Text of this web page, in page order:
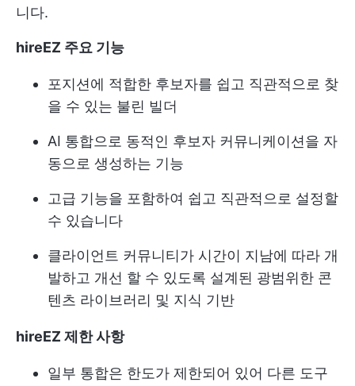
니다.
hireEZ 주요 기능
포지션에 적합한 후보자를 쉽고 직관적으로 찾
을 수 있는 불린 빌더
AI 통합으로 동적인 후보자 커뮤니케이션을 자
동으로 생성하는 기능
고급 기능을 포함하여 쉽고 직관적으로 설정할
수 있습니다
클라이언트 커뮤니티가 시간이 지남에 따라 개
발하고 개선 할 수 있도록 설계된 광범위한 콘
텐츠 라이브러리 및 지식 기반
hireEZ 제한 사항
일부 통합은 한도가 제한되어 있어 다른 도구